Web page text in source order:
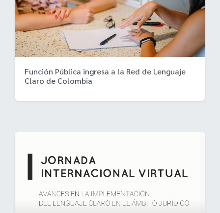
Función Pública ingresa a la Red de Lenguaje
Claro de Colombia